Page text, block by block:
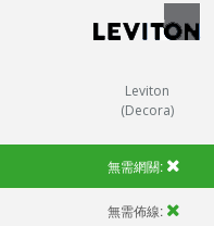
Leviton
(Decora)
無需網關:
無需佈線: